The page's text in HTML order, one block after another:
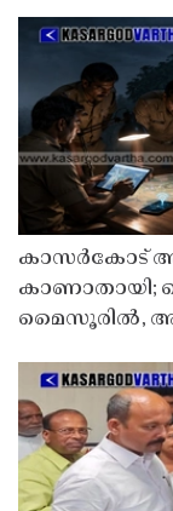
കാസർകോട്
മൈസൂരിൽ,